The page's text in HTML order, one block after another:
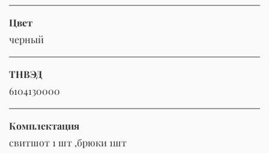
Цвет
черный
ТНВЭД
6104130000
Комплектация
свитшот 1 шт ,брюки 1шт